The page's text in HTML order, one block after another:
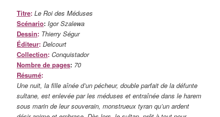
Titre: Le Roi des Méduses
Scénario:Igor Szalewa
Dessin: Thierry Ségur
Éditeur:Delcourt
Collection: Conquistador
Nombre de pages: 70
Résumé:
Une nuit, la fille aînée d’un pécheur, double parfait de la défunte
sultane, est enlevée par les méduses et entraînée dans le harem
sous marin de leur souverain, monstrueux tyran qu’un ardent